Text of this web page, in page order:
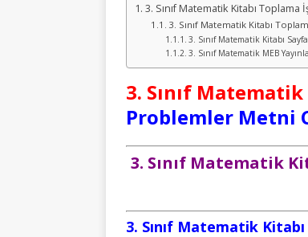
3. Sınıf Matematik Kitabı
3. Sınıf Matematik Kitabı
3. Sınıf Matematik Kitabı
3. Sınıf Matematik MEB
3. Sınıf Matematik
Problemler Metni
3. Sınıf Matematik
3. Sınıf Matematik